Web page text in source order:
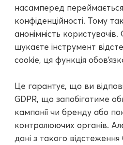
насамперед
конфіденційності. Тому
анонімність
шукаєте інструмент
cookie, ця функція
Це гарантує, що ви
GDPR, що запобігатиме
кампанії чи бренду або
контролюючих органів.
дані з такого